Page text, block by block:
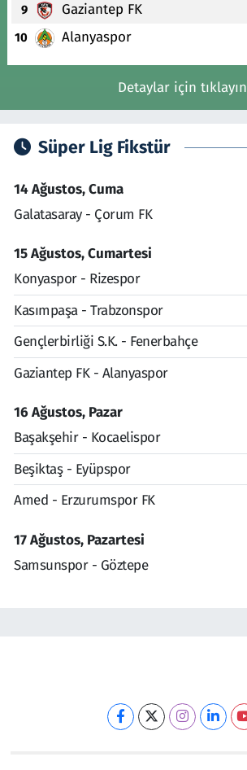
9 Gaziantep FK
10 Alanyaspor
Detaylar için tıklayın
Süper Lig Fikstür
14 Ağustos, Cuma
Galatasaray - Çorum FK
15 Ağustos, Cumartesi
Konyaspor - Rizespor
Kasımpaşa - Trabzonspor
Gençlerbirliği S.K. - Fenerbahçe
Gaziantep FK - Alanyaspor
16 Ağustos, Pazar
Başakşehir - Kocaelispor
Beşiktaş - Eyüpspor
Amed - Erzurumspor FK
17 Ağustos, Pazartesi
Samsunspor - Göztepe